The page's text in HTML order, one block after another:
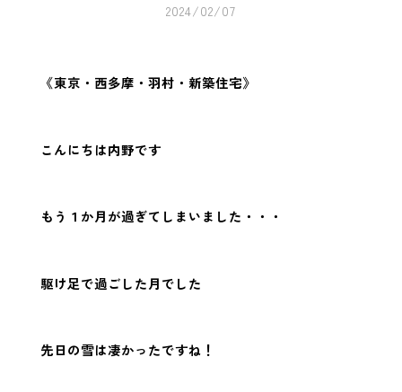
2024/02/07
《東京・西多摩・羽村・新築住宅》
こんにちは内野です
もう１か月が過ぎてしまいました・・・
駆け足で過ごした月でした
先日の雪は凄かったですね！